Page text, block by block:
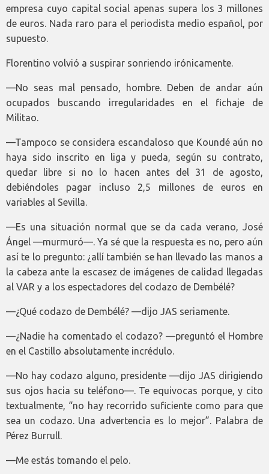
empresa cuyo capital social apenas supera los 3 millones
de euros. Nada raro para el periodista medio español, por
supuesto.
Florentino volvió a suspirar sonriendo irónicamente.
—No seas mal pensado, hombre. Deben de andar aún
ocupados buscando irregularidades en el fichaje de
Militao.
—Tampoco se considera escandaloso que Koundé aún no
haya sido inscrito en liga y pueda, según su contrato,
quedar libre si no lo hacen antes del 31 de agosto,
debiéndoles pagar incluso 2,5 millones de euros en
variables al Sevilla.
—Es una situación normal que se da cada verano, José
Ángel —murmuró—. Ya sé que la respuesta es no, pero aún
así te lo pregunto: ¿allí también se han llevado las manos a
la cabeza ante la escasez de imágenes de calidad llegadas
al VAR y a los espectadores del codazo de Dembélé?
—¿Qué codazo de Dembélé? —dijo JAS seriamente.
—¿Nadie ha comentado el codazo? —preguntó el Hombre
en el Castillo absolutamente incrédulo.
—No hay codazo alguno, presidente —dijo JAS dirigiendo
sus ojos hacia su teléfono—. Te equivocas porque, y cito
textualmente, “no hay recorrido suficiente como para que
sea un codazo. Una advertencia es lo mejor”. Palabra de
Pérez Burrull.
—Me estás tomando el pelo.